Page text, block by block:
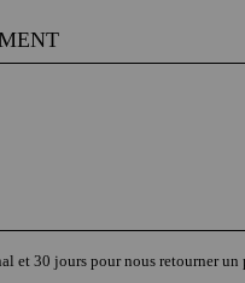
et 30 jours pour nous retourner